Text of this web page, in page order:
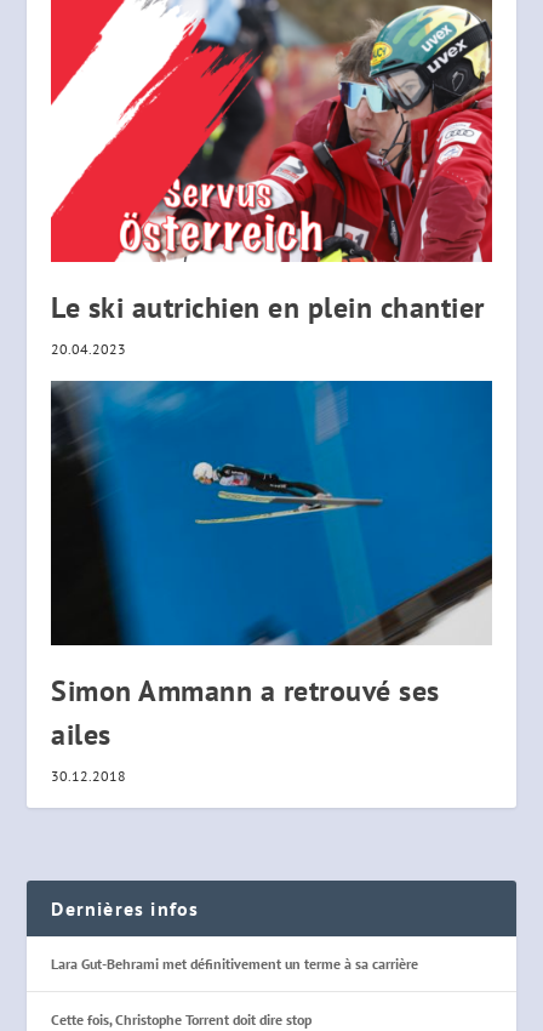
Le ski autrichien en plein chantier
20.04.2023
Simon Ammann a retrouvé ses
ailes
30.12.2018
Dernières infos
Lara Gut-Behrami met définitivement un terme à sa carrière
Cette fois, Christophe Torrent doit dire stop